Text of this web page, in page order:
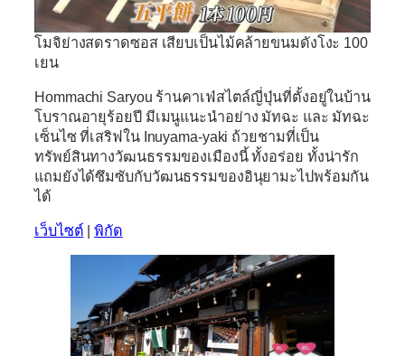
โมจิย่างสดราดซอส เสียบเป็นไม้คล้ายขนมดังโงะ 100
เยน
Hommachi Saryou ร้านคาเฟ่สไตล์ญี่ปุ่นที่ตั้งอยู่ในบ้าน
โบราณอายุร้อยปี มีเมนูแนะนำอย่าง มัทฉะ และ มัทฉะ
เซ็นไซ ที่เสริฟใน Inuyama-yaki ถ้วยชามที่เป็น
ทรัพย์สินทางวัฒนธรรมของเมืองนี้ ทั้งอร่อย ทั้งน่ารัก
แถมยังได้ซึมซับกับวัฒนธรรมของอินุยามะไปพร้อมกัน
ได้
เว็บไซต์ |พิกัด